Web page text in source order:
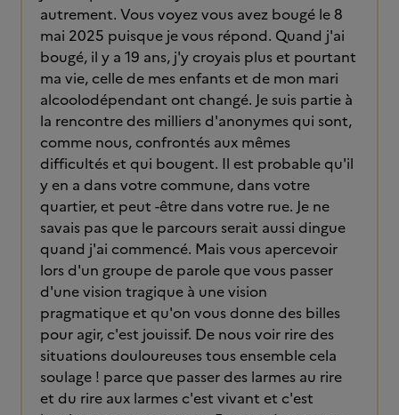
autrement. Vous voyez vous avez bougé le 8
mai 2025 puisque je vous répond. Quand j'ai
bougé, il y a 19 ans, j'y croyais plus et pourtant
ma vie, celle de mes enfants et de mon mari
alcoolodépendant ont changé. Je suis partie à
la rencontre des milliers d'anonymes qui sont,
comme nous, confrontés aux mêmes
difficultés et qui bougent. Il est probable qu'il
y en a dans votre commune, dans votre
quartier, et peut -être dans votre rue. Je ne
savais pas que le parcours serait aussi dingue
quand j'ai commencé. Mais vous apercevoir
lors d'un groupe de parole que vous passer
d'une vision tragique à une vision
pragmatique et qu'on vous donne des billes
pour agir, c'est jouissif. De nous voir rire des
situations douloureuses tous ensemble cela
soulage ! parce que passer des larmes au rire
et du rire aux larmes c'est vivant et c'est